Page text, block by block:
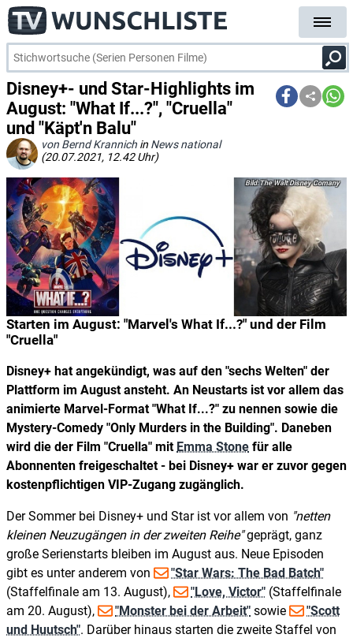
Disney+- und Star-Highlights im
August: "What If...?", "Cruella"
und "Käpt'n Balu"
von Bernd Krannich in News national
(20.07.2021, 12.42 Uhr)
Starten im August: "Marvel's What If...?" und der Film
"Cruella"
The Walt Disney Comany
Disney+ hat angekündigt, was auf den "sechs Welten" der
Plattform im August ansteht. An Neustarts ist vor allem das
animierte Marvel-Format "What If...?" zu nennen sowie die
Mystery-Comedy "Only Murders in the Building". Daneben
wird die der Film "Cruella" mit Emma Stone für alle
Abonnenten freigeschaltet - bei Disney+ war er zuvor gegen
kostenpflichtigen VIP-Zugang zugänglich.
Der Sommer bei Disney+ und Star ist vor allem von netten
kleinen Neuzugängen in der zweiten Reihe geprägt, ganz
große Serienstarts bleiben im August aus. Neue Episoden
gibt es unter anderem von
"Star Wars: The Bad Batch"
(Staffelfinale am 13. August),
"Love, Victor" (Staffelfinale
am 20. August),
"Monster bei der Arbeit" sowie
"Scott
und Huutsch". Darüber hinaus starten die zweite Staffel von